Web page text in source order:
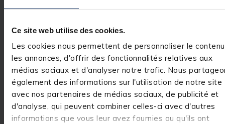
Ce site web utilise des cookies.
Les cookies nous permettent de personnaliser le
les annonces, d'offrir des fonctionnalités relatives aux
médias sociaux et d'analyser notre trafic. Nous
également des informations sur l'utilisation de notre site
avec nos partenaires de médias sociaux, de publicité et
d'analyse, qui peuvent combiner celles-ci avec d'autres
informations que vous leur avez fournies ou qu'ils ont
parmi nos
Pêche
Avis vérifié
produits de qualité